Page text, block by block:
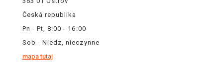
Česká republika
Pn - Pt, 8:00 - 16:00
Sob - Niedz, nieczynne
mapa tutaj